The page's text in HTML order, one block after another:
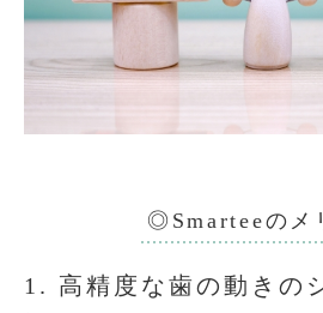
◎Smarteeのメ
1. 高精度な歯の動きの